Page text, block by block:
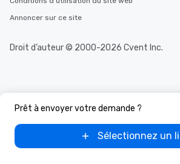
Prêt à envoyer votre demande ?
Sélectionnez un
Annoncer sur ce site
Droit d’auteur © 2000-2026 Cvent Inc.